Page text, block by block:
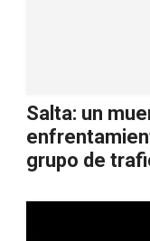
Salta: un
grupo de